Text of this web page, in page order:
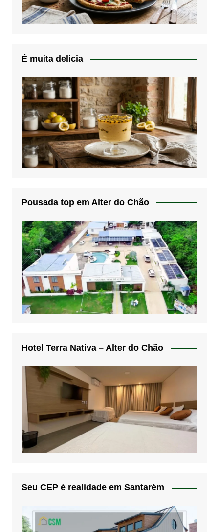
É muita delicia
Pousada top em Alter do Chão
Hotel Terra Nativa – Alter do Chão
Seu CEP é realidade em Santarém